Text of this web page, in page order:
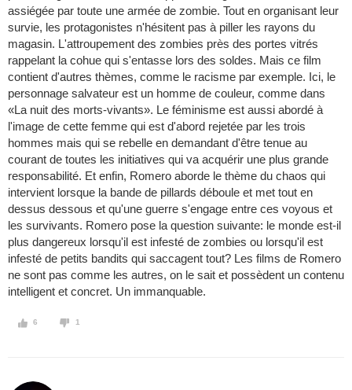
assiégée par toute une armée de zombie. Tout en organisant leur
survie, les protagonistes n'hésitent pas à piller les rayons du
magasin. L'attroupement des zombies près des portes vitrés
rappelant la cohue qui s'entasse lors des soldes. Mais ce film
contient d'autres thèmes, comme le racisme par exemple. Ici, le
personnage salvateur est un homme de couleur, comme dans
«La nuit des morts-vivants». Le féminisme est aussi abordé à
l'image de cette femme qui est d'abord rejetée par les trois
hommes mais qui se rebelle en demandant d'être tenue au
courant de toutes les initiatives qui va acquérir une plus grande
responsabilité. Et enfin, Romero aborde le thème du chaos qui
intervient lorsque la bande de pillards déboule et met tout en
dessus dessous et qu'une guerre s'engage entre ces voyous et
les survivants. Romero pose la question suivante: le monde est-il
plus dangereux lorsqu'il est infesté de zombies ou lorsqu'il est
infesté de petits bandits qui saccagent tout? Les films de Romero
ne sont pas comme les autres, on le sait et possèdent un contenu
intelligent et concret. Un immanquable.
6 1